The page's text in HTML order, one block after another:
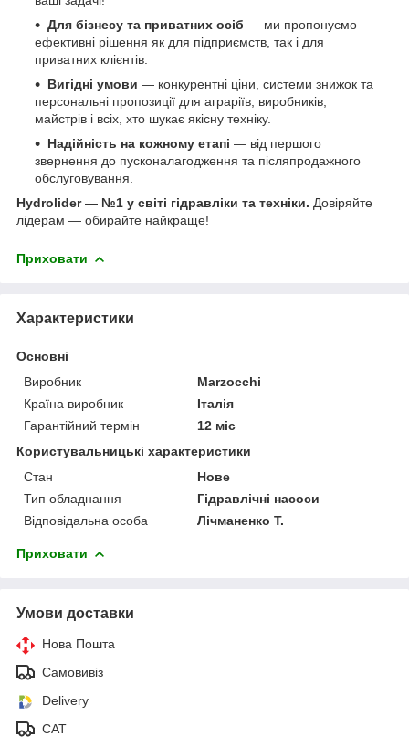
Для бізнесу та приватних осіб — ми пропонуємо
ефективні рішення як для підприємств, так і для
приватних клієнтів.
Вигідні умови — конкурентні ціни, системи знижок та
персональні пропозиції для аграріїв, виробників,
майстрів і всіх, хто шукає якісну техніку.
Надійність на кожному етапі — від першого
звернення до пусконалагодження та післяпродажного
обслуговування.
Hydrolider — №1 у світі гідравліки та техніки. Довіряйте
лідерам — обирайте найкраще!
Приховати
Характеристики
Основні
Виробник
Marzocchi
Країна виробник
Італія
Гарантійний термін
12 міс
Користувальницькі характеристики
Стан
Нове
Тип обладнання
Гідравлічні насоси
Відповідальна особа
Лічманенко Т.
Приховати
Умови доставки
Нова Пошта
Самовивіз
Delivery
САТ